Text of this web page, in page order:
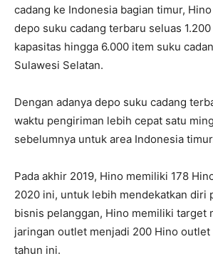
cadang ke Indonesia bagian timur,
depo suku cadang terbaru seluas 1.200
kapasitas hingga 6.000 item suku
Sulawesi Selatan.
Dengan adanya depo suku cadang
waktu pengiriman lebih cepat satu
sebelumnya untuk area Indonesia
Pada akhir 2019, Hino memiliki 178
2020 ini, untuk lebih mendekatkan diri
bisnis pelanggan, Hino memiliki target
jaringan outlet menjadi 200 Hino
tahun ini.